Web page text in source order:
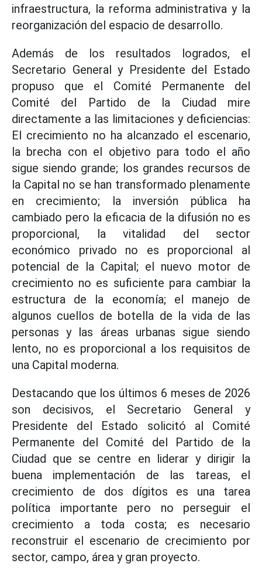
infraestructura, la reforma administrativa y la
reorganización del espacio de desarrollo.
Además de los resultados logrados, el
Secretario General y Presidente del Estado
propuso que el Comité Permanente del
Comité del Partido de la Ciudad mire
directamente a las limitaciones y deficiencias:
El crecimiento no ha alcanzado el escenario,
la brecha con el objetivo para todo el año
sigue siendo grande; los grandes recursos de
la Capital no se han transformado plenamente
en crecimiento; la inversión pública ha
cambiado pero la eficacia de la difusión no es
proporcional, la vitalidad del sector
económico privado no es proporcional al
potencial de la Capital; el nuevo motor de
crecimiento no es suficiente para cambiar la
estructura de la economía; el manejo de
algunos cuellos de botella de la vida de las
personas y las áreas urbanas sigue siendo
lento, no es proporcional a los requisitos de
una Capital moderna.
Destacando que los últimos 6 meses de 2026
son decisivos, el Secretario General y
Presidente del Estado solicitó al Comité
Permanente del Comité del Partido de la
Ciudad que se centre en liderar y dirigir la
buena implementación de las tareas, el
crecimiento de dos dígitos es una tarea
política importante pero no perseguir el
crecimiento a toda costa; es necesario
reconstruir el escenario de crecimiento por
sector, campo, área y gran proyecto.